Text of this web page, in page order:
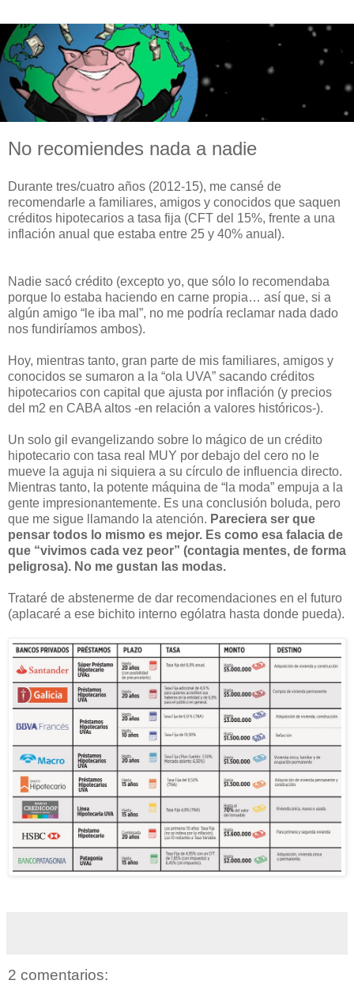
No recomiendes nada a nadie
Durante tres/cuatro años (2012-15), me cansé de
recomendarle a familiares, amigos y conocidos que saquen
créditos hipotecarios a tasa fija (CFT del 15%, frente a una
inflación anual que estaba entre 25 y 40% anual).
Nadie sacó crédito (excepto yo, que sólo lo recomendaba
porque lo estaba haciendo en carne propia… así que, si a
algún amigo “le iba mal”, no me podría reclamar nada dado
nos fundiríamos ambos).
Hoy, mientras tanto, gran parte de mis familiares, amigos y
conocidos se sumaron a la “ola UVA” sacando créditos
hipotecarios con capital que ajusta por inflación (y precios
del m2 en CABA altos -en relación a valores históricos-).
Un solo gil evangelizando sobre lo mágico de un crédito
hipotecario con tasa real MUY por debajo del cero no le
mueve la aguja ni siquiera a su círculo de influencia directo.
Mientras tanto, la potente máquina de “la moda” empuja a la
gente impresionantemente. Es una conclusión boluda, pero
que me sigue llamando la atención. Pareciera ser que
pensar todos lo mismo es mejor. Es como esa falacia de
que “vivimos cada vez peor” (contagia mentes, de forma
peligrosa). No me gustan las modas.
Trataré de abstenerme de dar recomendaciones en el futuro
(aplacaré a ese bichito interno ególatra hasta donde pueda).
2 comentarios: